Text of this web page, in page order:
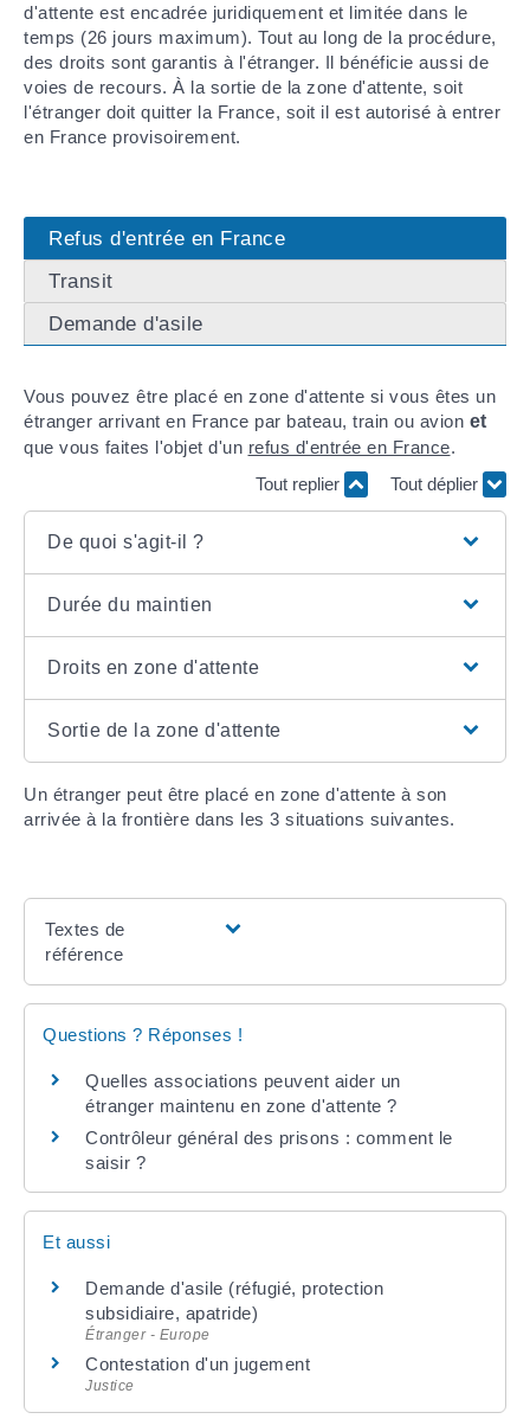
d'attente est encadrée juridiquement et limitée dans le
temps (26 jours maximum). Tout au long de la procédure,
des droits sont garantis à l'étranger. Il bénéficie aussi de
voies de recours. À la sortie de la zone d'attente, soit
l'étranger doit quitter la France, soit il est autorisé à entrer
en France provisoirement.
Refus d'entrée en France
Transit
Demande d'asile
Vous pouvez être placé en zone d'attente si vous êtes un
étranger arrivant en France par bateau, train ou avion et
que vous faites l'objet d'un refus d'entrée en France.
Tout replier
Tout déplier
De quoi s'agit-il ?
Durée du maintien
Droits en zone d'attente
Sortie de la zone d'attente
Un étranger peut être placé en zone d'attente à son
arrivée à la frontière dans les 3 situations suivantes.
Textes de
référence
Questions ? Réponses !
Quelles associations peuvent aider un
étranger maintenu en zone d'attente ?
Contrôleur général des prisons : comment le
saisir ?
Et aussi
Demande d'asile (réfugié, protection
subsidiaire, apatride)
Étranger - Europe
Contestation d'un jugement
Justice